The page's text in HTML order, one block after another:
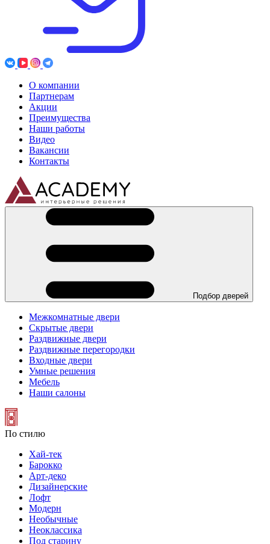
О компании
Партнерам
Акции
Преимущества
Наши работы
Видео
Вакансии
Контакты
Подбор дверей
Межкомнатные двери
Скрытые двери
Раздвижные двери
Раздвижные перегородки
Входные двери
Умные решения
Мебель
Наши салоны
По стилю
Хай-тек
Барокко
Арт-деко
Дизайнерские
Лофт
Модерн
Необычные
Неоклассика
Под старину